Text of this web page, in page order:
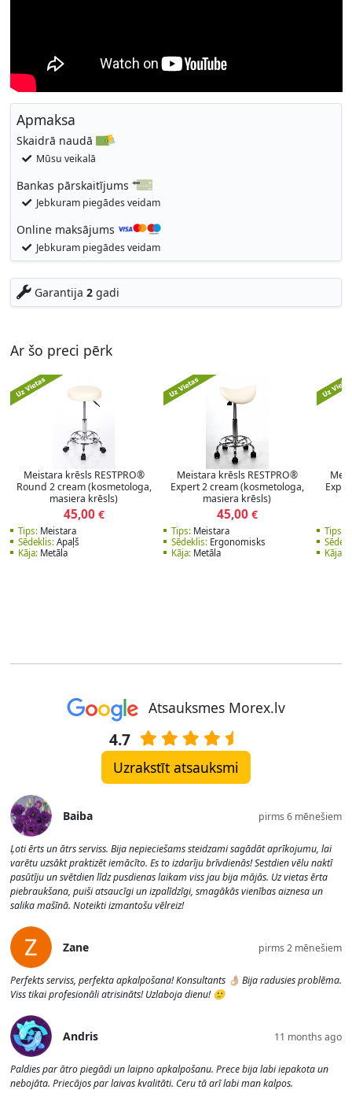
Apmaksa
Skaidrā naudā
Mūsu veikalā
Bankas pārskaitījums
Jebkuram piegādes veidam
Online maksājums
Jebkuram piegādes veidam
Garantija 2gadi
Ar šo preci pērk
Meistara krēsls RESTPRO®
Round 2 cream (kosmetologa,
masiera krēsls)
45,00€
Tips:Meistara
Sēdeklis:Apaļš
Kāja:Metāla
Meistara krēsls RESTPRO®
Expert 2 cream (kosmetologa,
masiera krēsls)
45,00€
Tips:Meistara
Sēdeklis:Ergonomisks
Kāja:Metāla
Tips:
Kāja:
Atsauksmes Morex.lv
4.7
Uzrakstīt atsauksmi
Baiba pirms 6 mēnešiem
Ļoti ērts un ātrs serviss. Bija nepieciešams steidzami sagādāt aprīkojumu, lai
varētu uzsākt praktizēt iemācīto. Es to izdarīju brīvdienās! Sestdien vēlu naktī
pasūtīju un svētdien līdz pusdienas laikam viss jau bija mājās. Uz vietas ērta
piebraukšana, puiši atsaucīgi un izpalīdzīgi, smagākās vienības aiznesa un
salika mašīnā. Noteikti izmantošu vēlreiz!
Zane pirms 2 mēnešiem
Perfekts serviss, perfekta apkalpošana! Konsultants 👌🏼 Bija radusies problēma.
Viss tikai profesionāli atrisināts! Uzlaboja dienu! 🙂
Andris 11 months ago
Paldies par ātro piegādi un laipno apkalpošanu. Prece bija labi iepakota un
nebojāta. Priecājos par laivas kvalitāti. Ceru tā arī labi man kalpos.